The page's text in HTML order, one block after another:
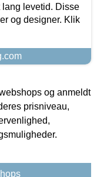
lang levetid. Disse
og designer. Klik
og anmeldt
prisniveau,